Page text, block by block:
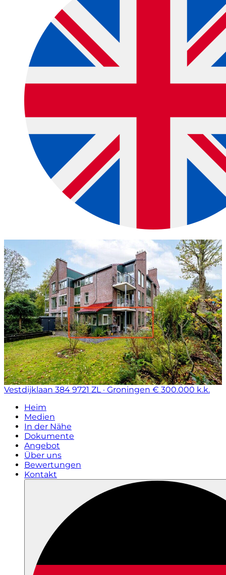
Vestdijklaan 384 9721 ZL · Groningen € 300.000 k.k.
Heim
Medien
In der Nähe
Dokumente
Angebot
Über uns
Bewertungen
Kontakt